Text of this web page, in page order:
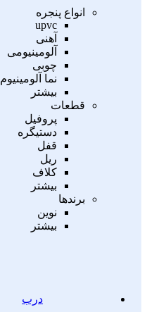
انواع پنجره
upvc
آهنی
آلومینیومی
چوبی
نما آلومینیوم
بیشتر
قطعات
پروفیل
دستیگره
قفل
ریل
کلاف
بیشتر
برندها
نوین
بیشتر
درب